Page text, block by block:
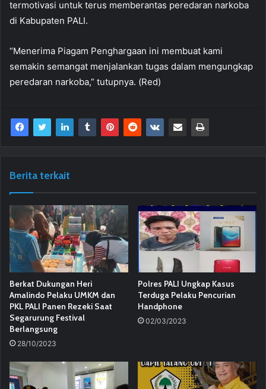
termotivasi untuk terus memberantas peredaran narkoba
di Kabupaten PALI.
“Menerima Piagam Penghargaan ini membuat kami
semakin semangat menjalankan tugas dalam mengungkap
peredaran narkoba,” tutupnya. (Red)
Berita terkait
Berkat Dukungan Heri
Amalindo Pelaku UMKM dan
PKL PALI Panen Rezeki Saat
Segarurung Festival
Berlangsung
28/10/2023
Polres PALI Ungkap Kasus
Terduga Pelaku Pencurian
Handphone
02/03/2023